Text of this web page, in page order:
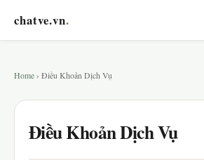
chatve.vn.
Home › Điều Khoản Dịch Vụ
Điều Khoản Dịch Vụ